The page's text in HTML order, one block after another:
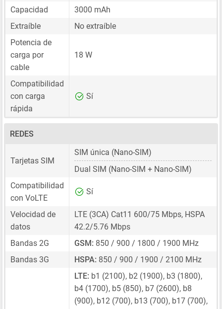
Capacidad
3000 mAh
Extraíble
No extraíble
Potencia de
carga por
cable
18 W
Compatibilidad
con carga
rápida
Sí
REDES
Tarjetas SIM
SIM única (Nano-SIM)
Dual SIM (Nano-SIM + Nano-SIM)
Compatibilidad
con VoLTE
Sí
Velocidad de
datos
LTE (3CA) Cat11 600/75 Mbps, HSPA
42.2/5.76 Mbps
Bandas 2G
GSM: 850 / 900 / 1800 / 1900 MHz
Bandas 3G
HSPA: 850 / 900 / 1900 / 2100 MHz
LTE: b1 (2100), b2 (1900), b3 (1800),
b4 (1700), b5 (850), b7 (2600), b8
(900), b12 (700), b13 (700), b17 (700),